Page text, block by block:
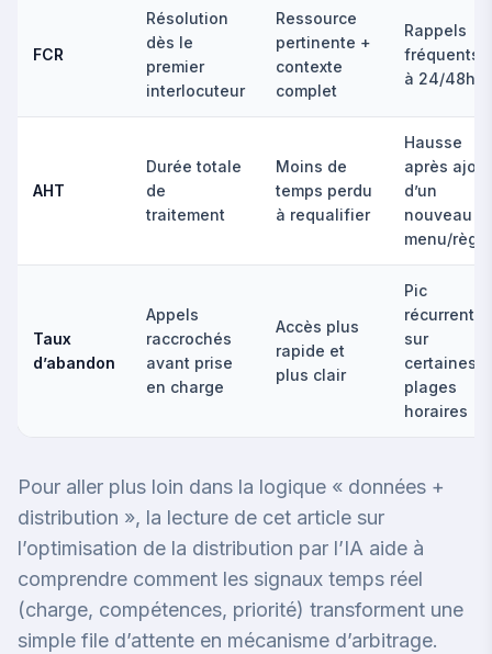
FCR
Résolution
dès le
premier
interlocuteur
Ressource
pertinente +
contexte
complet
Rappels
fréquents
à 24/48h
AHT
Durée totale
de
traitement
Moins de
temps perdu
à requalifier
Hausse
après ajout
d’un
nouveau
menu/règle
Taux
d’abandon
Appels
raccrochés
avant prise
en charge
Accès plus
rapide et
plus clair
Pic
récurrent
sur
certaines
plages
horaires
Pour aller plus loin dans la logique « données +
distribution », la lecture de cet article sur
l’optimisation de la distribution par l’IA aide à
comprendre comment les signaux temps réel
(charge, compétences, priorité) transforment une
simple file d’attente en mécanisme d’arbitrage.